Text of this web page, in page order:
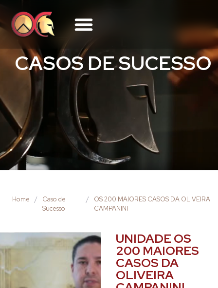
CASOS DE SUCESSO
Home /
Caso de
Sucesso
/
OS 200 MAIORES CASOS DA OLIVEIRA
CAMPANINI
UNIDADE OS
200 MAIORES
CASOS DA
OLIVEIRA